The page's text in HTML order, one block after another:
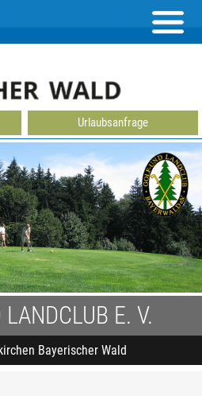
Urlaubsanfrage
E. V.
Bayerischer Wald